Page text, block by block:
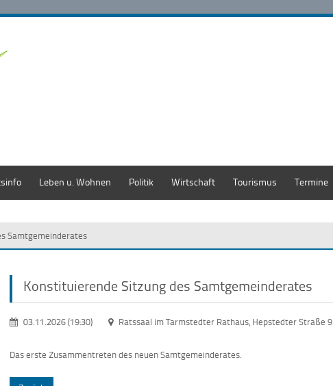
Leben u. Wohnen Politik Wirtschaft Tourismus Termine
Samtgemeinderates
Konstituierende Sitzung des Samtgemeinderates
03.11.2026 (19:30) Ratssaal im Tarmstedter Rathaus, Hepstedter Straße 9
Das erste Zusammentreten des neuen Samtgemeinderates.